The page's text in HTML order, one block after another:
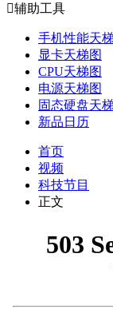
辅助工具
手机性能天
显卡天梯图
CPU天梯图
电源天梯图
固态硬盘天
新品日历
首页
视频
科技节目
正文